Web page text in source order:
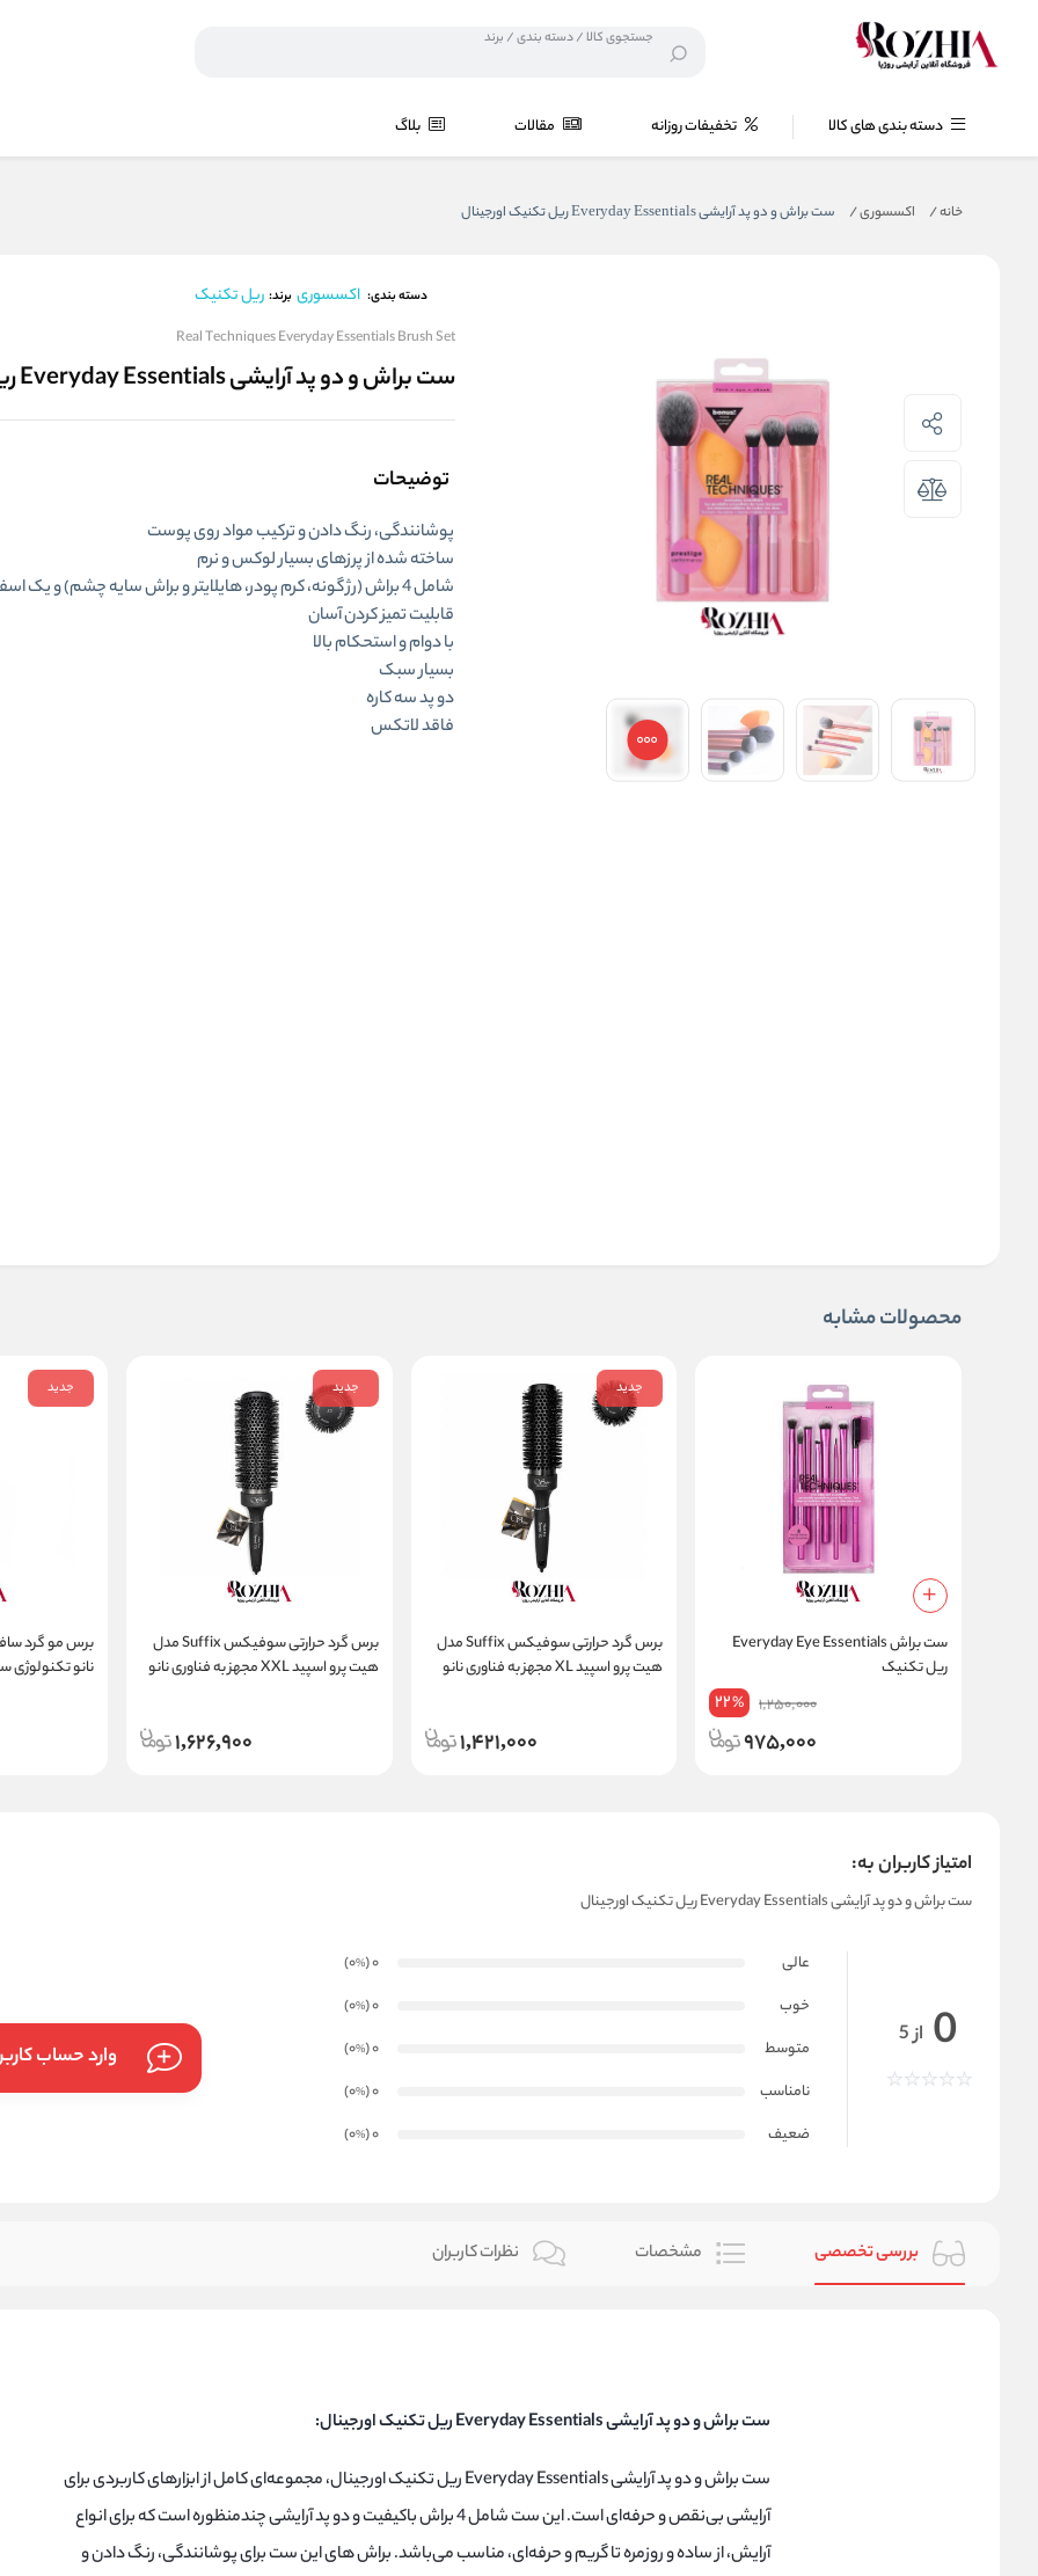
دسته بندی های کالا تخفیفات روزانه مقالات بلاگ
خانه/ اکسسوری/ ست براش و دو پد آرایشی Everyday Essentials ریل تکنیک اورجینال
دسته بندی: اکسسوری برند: ریل تکنیک
Real Techniques Everyday Essentials Brush Set
ست براش و دو پد آرایشی Everyday Essentials ریل تکنیک اورجینال
توضیحات
پوشانندگی، رنگ دادن و ترکیب مواد روی پوست
ساخته شده از پرزهای بسیار لوکس و نرم
شامل 4 براش (رژ گونه، کرم پودر، هایلایتر و براش سایه چشم) و یک اسفنج آرایشی
قابلیت تمیز کردن آسان
با دوام و استحکام بالا
بسیار سبک
دو پد سه کاره
فاقد لاتکس
محصولات مشابه
ست براش Everyday Eye Essentials
ریل تکنیک
1,250,000
22%
975,000
جدید
برس گرد حرارتی سوفیکس Suffix مدل
هیت پرو اسپید XL مجهز به فناوری نانو
1,421,000
جدید
برس گرد حرارتی سوفیکس Suffix مدل
هیت پرو اسپید XXL مجهز به فناوری نانو
1,626,900
جدید
نانو تکنولوژی
امتیاز کاربران به:
ست براش و دو پد آرایشی Everyday Essentials ریل تکنیک اورجینال
0 از 5
عالی 0
(0
%
)
خوب
0
(0
%
)
متوسط
0
(0
%
)
نامناسب
0
(0
%
)
ضعیف
0
(0
%
)
وارد حساب
بررسی تخصصی مشخصات نظرات کاربران
ست براش و دو پد آرایشی Everyday Essentials ریل تکنیک اورجینال:
ست براش و دو پد آرایشی Everyday Essentials ریل تکنیک اورجینال، مجموعه‌ای کامل از ابزارهای کاربردی برای
آرایشی بی‌نقص و حرفه‌ای است. این ست شامل 4 براش باکیفیت و دو پد آرایشی چندمنظوره است که برای انواع
آرایش، از ساده و روزمره تا گریم و حرفه‌ای، مناسب می‌باشد. براش های این ست برای پوشانندگی، رنگ دادن و